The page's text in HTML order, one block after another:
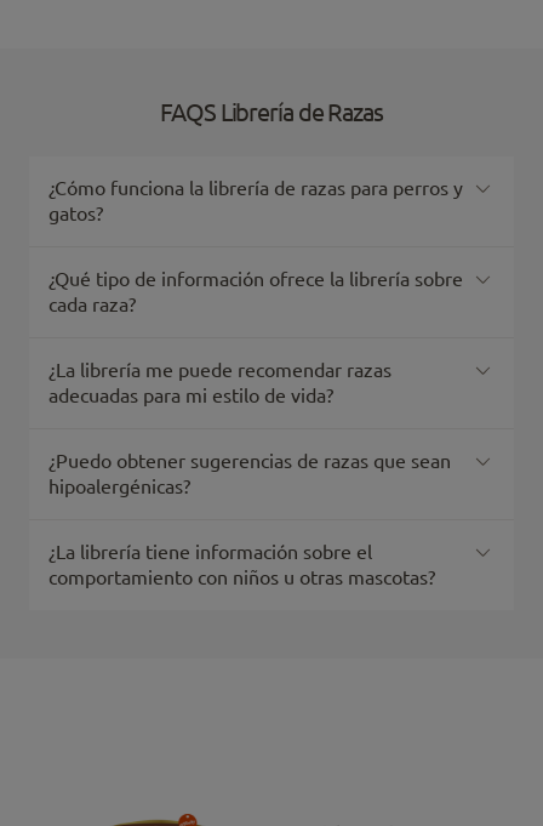
FAQS Librería de Razas
¿Cómo funciona la librería de razas para perros y
gatos?
¿Qué tipo de información ofrece la librería sobre
cada raza?
¿La librería me puede recomendar razas
adecuadas para mi estilo de vida?
¿Puedo obtener sugerencias de razas que sean
hipoalergénicas?
¿La librería tiene información sobre el
comportamiento con niños u otras mascotas?